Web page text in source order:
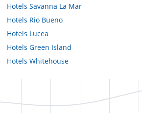
Hotels Savanna La Mar
Hotels Rio Bueno
Hotels Lucea
Hotels Green Island
Hotels Whitehouse